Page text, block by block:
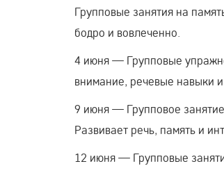
Групповые занятия на
бодро и вовлеченно.
4 июня — Групповые
внимание, речевые навыки
9 июня — Групповое
Развивает речь, память и
12 июня — Групповые